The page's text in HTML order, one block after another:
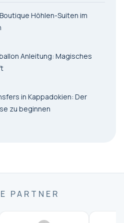
Höhlen-Suiten im
Anleitung: Magisches
in Kappadokien: Der
zu beginnen
PARTNER